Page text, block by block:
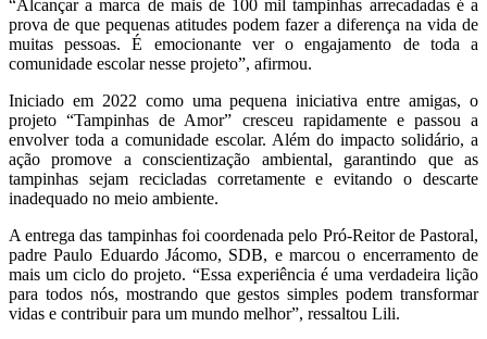
“Alcançar a marca de mais de 100 mil tampinhas arrecadadas é a
prova de que pequenas atitudes podem fazer a diferença na vida de
muitas pessoas. É emocionante ver o engajamento de toda a
comunidade escolar nesse projeto”, afirmou.
Iniciado em 2022 como uma pequena iniciativa entre amigas, o
projeto “Tampinhas de Amor” cresceu rapidamente e passou a
envolver toda a comunidade escolar. Além do impacto solidário, a
ação promove a conscientização ambiental, garantindo que as
tampinhas sejam recicladas corretamente e evitando o descarte
inadequado no meio ambiente.
A entrega das tampinhas foi coordenada pelo Pró-Reitor de Pastoral,
padre Paulo Eduardo Jácomo, SDB, e marcou o encerramento de
mais um ciclo do projeto. “Essa experiência é uma verdadeira lição
para todos nós, mostrando que gestos simples podem transformar
vidas e contribuir para um mundo melhor”, ressaltou Lili.